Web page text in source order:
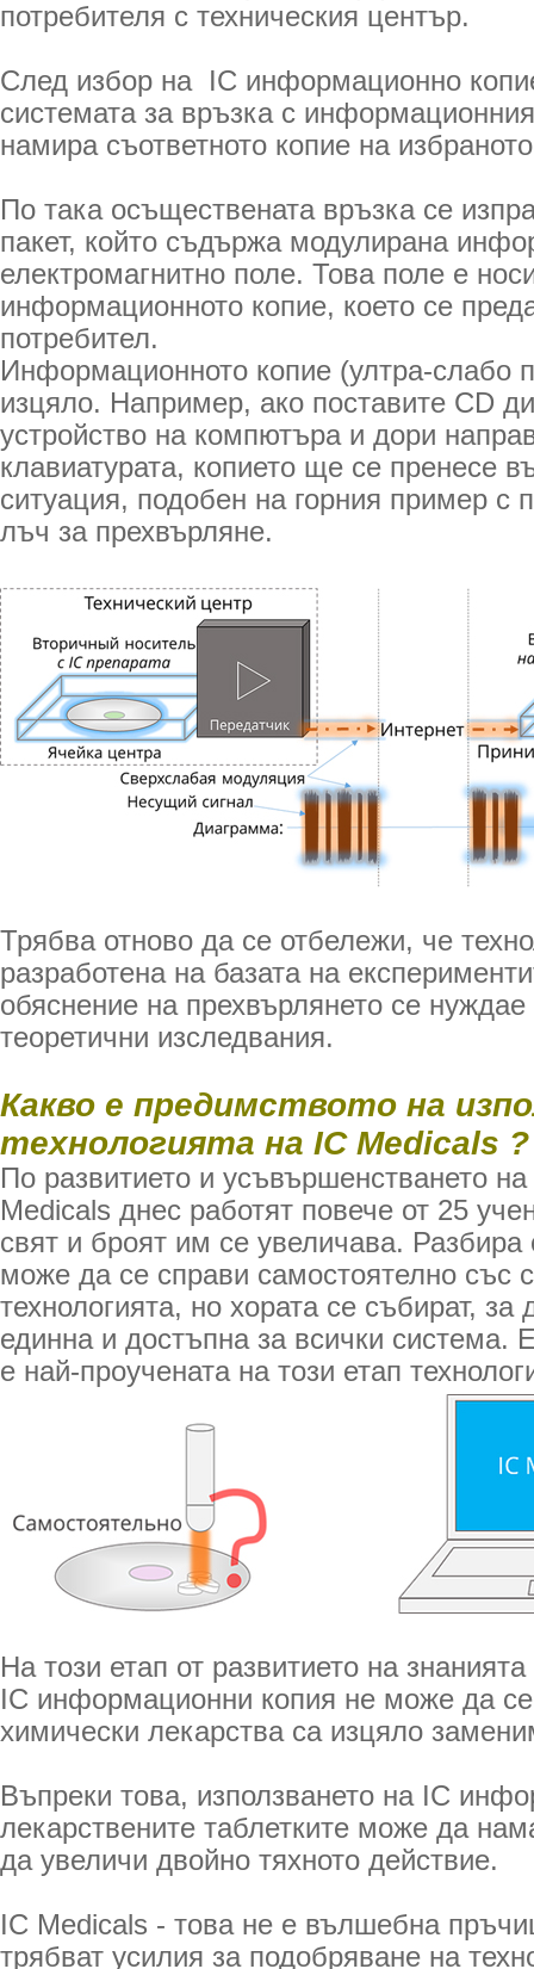
потребителя с техническия център.
След избор на IC информационно
системата за връзка с
намира съответното копие на
По така осъществената връзка се
пакет, който съдържа модулирана
електромагнитно поле. Това поле е
информационното копие, което се
потребител.
Информационното копие (ултра-слабо
изцяло. Например, ако поставите CD
устройство на компютъра и дори
клавиатурата, копието ще се пренесе
ситуация, подобен на горния пример с
лъч за прехвърляне.
Трябва отново да се отбележи, че
разработена на базата на
обяснение на прехвърлянето се нуждае
теоретични изследвания.
Какво е предимството на
технологията на IC Medicals ?
По развитието и усъвършенстването
Medicals днес работят повече от 25
свят и броят им се увеличава. Разбира
може да се справи самостоятелно със
технологията, но хората се събират, за
единна и достъпна за всички система.
е най-проучената на този етап
На този етап от развитието на
IC информационни копия не може да
химически лекарства са изцяло
Въпреки това, използването на IC
лекарствените таблетките може да
да увеличи двойно тяхното действие.
IC Medicals - това не е вълшебна
трябват усилия за подобряване на